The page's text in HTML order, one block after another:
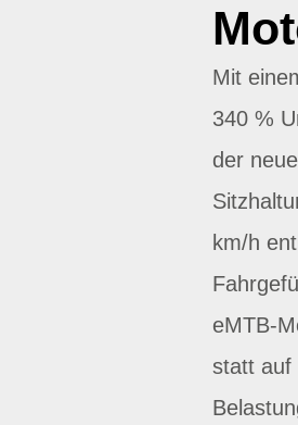
Mit
340 %
der
km/h
eMTB-
statt auf